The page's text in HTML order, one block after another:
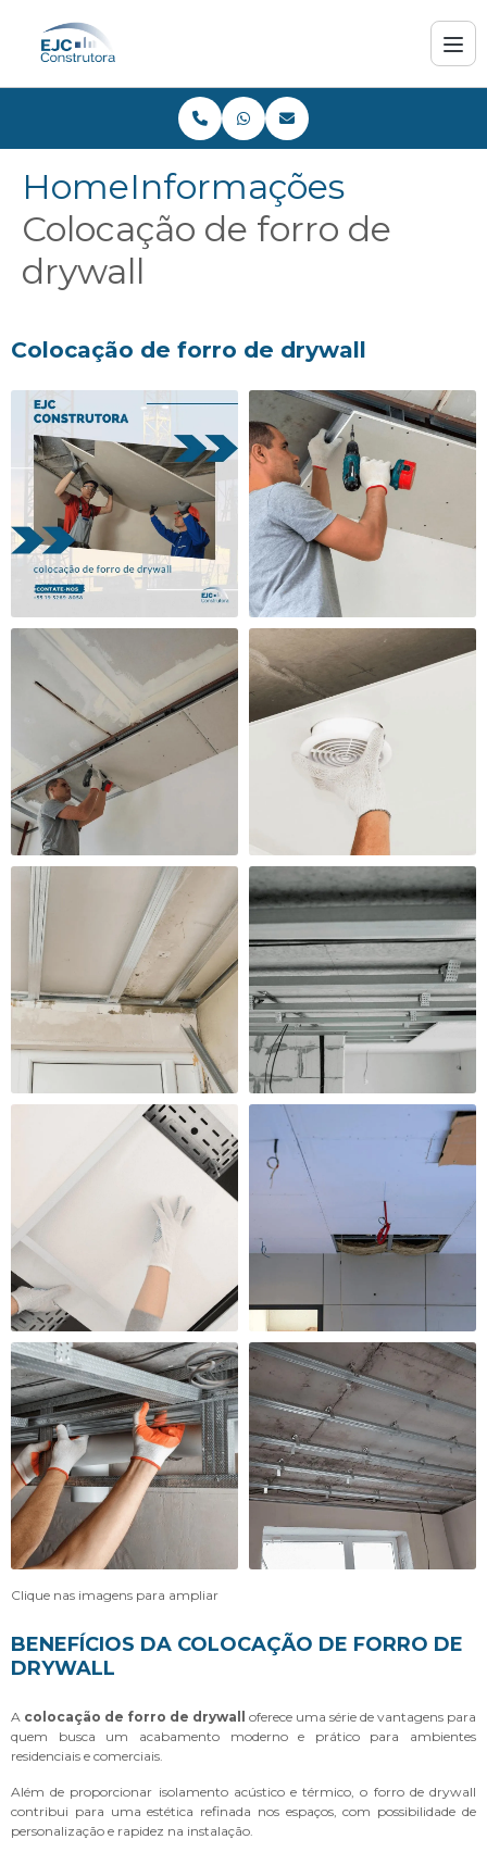
HomeInformações
Colocação de forro de
drywall
Colocação de forro de drywall
Clique nas imagens para ampliar
BENEFÍCIOS DA COLOCAÇÃO DE FORRO DE
DRYWALL
A colocação de forro de drywall
oferece uma série de vantagens para
quem busca um acabamento moderno e prático para ambientes
residenciais e comerciais.
Além de proporcionar isolamento acústico e térmico, o forro de drywall
contribui para uma estética refinada nos espaços, com possibilidade de
personalização e rapidez na instalação.